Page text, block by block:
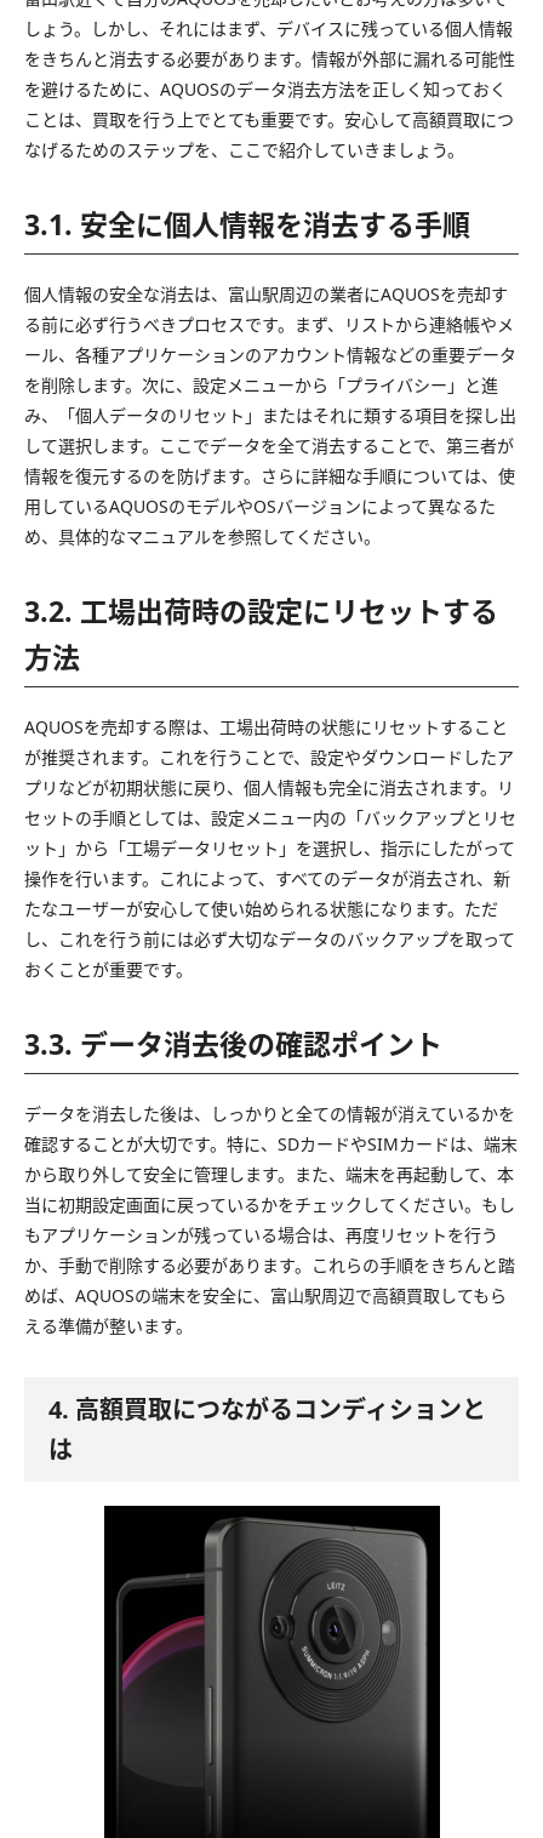
しょう。しかし、それにはまず、デバイスに残っている個人情報
をきちんと消去する必要があります。情報が外部に漏れる可能性
を避けるために、AQUOSのデータ消去方法を正しく知っておく
ことは、買取を行う上でとても重要です。安心して高額買取につ
なげるためのステップを、ここで紹介していきましょう。
3.1. 安全に個人情報を消去する手順
個人情報の安全な消去は、富山駅周辺の業者にAQUOSを売却す
る前に必ず行うべきプロセスです。まず、リストから連絡帳やメ
ール、各種アプリケーションのアカウント情報などの重要データ
を削除します。次に、設定メニューから「プライバシー」と進
み、「個人データのリセット」またはそれに類する項目を探し出
して選択します。ここでデータを全て消去することで、第三者が
情報を復元するのを防げます。さらに詳細な手順については、使
用しているAQUOSのモデルやOSバージョンによって異なるた
め、具体的なマニュアルを参照してください。
3.2. 工場出荷時の設定にリセットする
方法
AQUOSを売却する際は、工場出荷時の状態にリセットすること
が推奨されます。これを行うことで、設定やダウンロードしたア
プリなどが初期状態に戻り、個人情報も完全に消去されます。リ
セットの手順としては、設定メニュー内の「バックアップとリセ
ット」から「工場データリセット」を選択し、指示にしたがって
操作を行います。これによって、すべてのデータが消去され、新
たなユーザーが安心して使い始められる状態になります。ただ
し、これを行う前には必ず大切なデータのバックアップを取って
おくことが重要です。
3.3. データ消去後の確認ポイント
データを消去した後は、しっかりと全ての情報が消えているかを
確認することが大切です。特に、SDカードやSIMカードは、端末
から取り外して安全に管理します。また、端末を再起動して、本
当に初期設定画面に戻っているかをチェックしてください。もし
もアプリケーションが残っている場合は、再度リセットを行う
か、手動で削除する必要があります。これらの手順をきちんと踏
めば、AQUOSの端末を安全に、富山駅周辺で高額買取してもら
える準備が整います。
4. 高額買取につながるコンディションと
は